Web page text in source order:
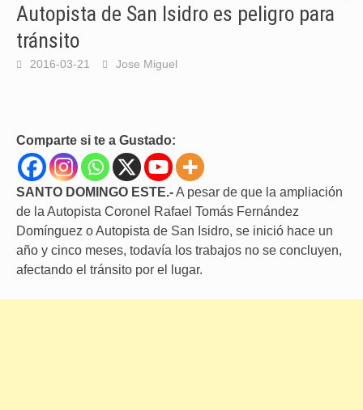
Autopista de San Isidro es peligro para
tránsito
2016-03-21 Jose Miguel
Comparte si te a Gustado:
SANTO DOMINGO ESTE.-A pesar de que la ampliación
de la Autopista Coronel Rafael Tomás Fernández
Domínguez o Autopista de San Isidro, se inició hace un
año y cinco meses, todavía los trabajos no se concluyen,
afectando el tránsito por el lugar.